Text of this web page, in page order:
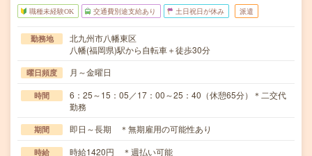
職種未経験OK 交通費別途支給あり 土日祝日が休み 派遣
勤務地
北九州市八幡東区
八幡(福岡県)駅から自転車＋徒歩30分
曜日頻度 月～金曜日
時間
6：25～15：05／17：00～25：40（休憩65分）＊二交代
勤務
期間 即日～長期 ＊無期雇用の可能性あり
時給 時給1420円 ＊週払い可能